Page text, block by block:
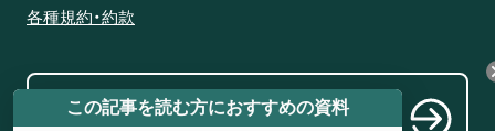
この記事を読む方におすすめの資料
各種規約・約款
代理販売を希望される方はこちらBecom